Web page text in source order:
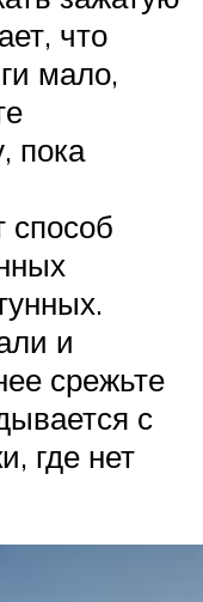
что
мало,
пока
способ
и
срежьте
с
где нет